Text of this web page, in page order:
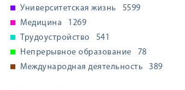
Университетская жизнь
5599
Медицина
1269
Трудоустройство
541
Непрерывное образование
78
Международная деятельность
389